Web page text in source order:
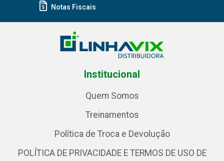
Notas Fiscais
Institucional
Quem Somos
Treinamentos
Política de Troca e Devolução
POLÍTICA DE PRIVACIDADE E TERMOS DE USO DE